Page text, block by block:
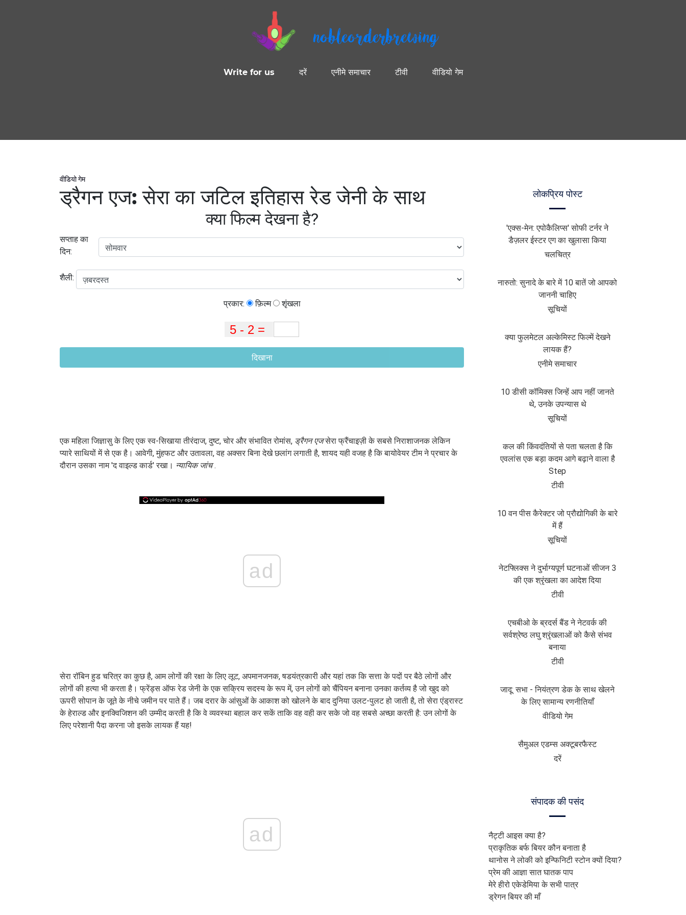
nobleorderbrewing
Write for us दरें एनीमे समाचार टीवी वीडियो गेम
वीडियो गेम
ड्रैगन एज: सेरा का जटिल इतिहास रेड जेनी के साथ
क्या फिल्म देखना है?
सप्ताह का
दिन:
शैली:
प्रकार: फ़िल्म शृंखला
दिखाना
एक महिला जिज्ञासु के लिए एक स्व-सिखाया तीरंदाज, दुष्ट, चोर और संभावित रोमांस, ड्रैगन एजसेरा फ्रैंचाइज़ी के सबसे निराशाजनक लेकिन
प्यारे साथियों में से एक है। आवेगी, मुंहफट और उतावला, वह अक्सर बिना देखे छलांग लगाती है, शायद यही वजह है कि बायोवेयर टीम ने प्रचार के
दौरान उसका नाम 'द वाइल्ड कार्ड' रखा। न्यायिक जांच.
ad
सेरा रॉबिन हुड चरित्र का कुछ है, आम लोगों की रक्षा के लिए लूट, अपमानजनक, षडयंत्रकारी और यहां तक ​​कि सत्ता के पदों पर बैठे लोगों और
लोगों की हत्या भी करता है। फ्रेंड्स ऑफ रेड जेनी के एक सक्रिय सदस्य के रूप में, उन लोगों को चैंपियन बनाना उनका कर्तव्य है जो खुद को
ऊपरी सोपान के जूते के नीचे जमीन पर पाते हैं। जब दरार के आंसुओं के आकाश को खोलने के बाद दुनिया उलट-पुलट हो जाती है, तो सेरा एंड्रास्ट
के हेराल्ड और इनक्विजिशन की उम्मीद करती है कि वे व्यवस्था बहाल कर सकें ताकि वह वही कर सके जो वह सबसे अच्छा करती है: उन लोगों के
लिए परेशानी पैदा करना जो इसके लायक हैं यह!
ad
लोकप्रिय पोस्ट
'एक्स-मेन: एपोकैलिप्स' सोफी टर्नर ने
डैज़लर ईस्टर एग का खुलासा किया
चलचित्र
नारुतो: सुनादे के बारे में 10 बातें जो आपको
जाननी चाहिए
सूचियों
क्या फुलमेटल अल्केमिस्ट फिल्में देखने
लायक हैं?
एनीमे समाचार
10 डीसी कॉमिक्स जिन्हें आप नहीं जानते
थे, उनके उपन्यास थे
सूचियों
कल की किंवदंतियों से पता चलता है कि
एवलांस एक बड़ा कदम आगे बढ़ाने वाला है
Step
टीवी
10 वन पीस कैरेक्टर जो प्रौद्योगिकी के बारे
में हैं
सूचियों
नेटफ्लिक्स ने दुर्भाग्यपूर्ण घटनाओं सीजन 3
की एक श्रृंखला का आदेश दिया
टीवी
एचबीओ के ब्रदर्स बैंड ने नेटवर्क की
सर्वश्रेष्ठ लघु श्रृंखलाओं को कैसे संभव
बनाया
टीवी
जादू: सभा - नियंत्रण डेक के साथ खेलने
के लिए सामान्य रणनीतियाँ
वीडियो गेम
सैमुअल एडम्स अक्टूबरफैस्ट
दरें
संपादक की पसंद
नैट्टी आइस क्या है?
प्राकृतिक बर्फ बियर कौन बनाता है
थानोस ने लोकी को इन्फिनिटी स्टोन क्यों दिया?
प्रेम की आज्ञा सात घातक पाप
मेरे हीरो एकेडेमिया के सभी पात्र
ड्रेगन बियर की माँ